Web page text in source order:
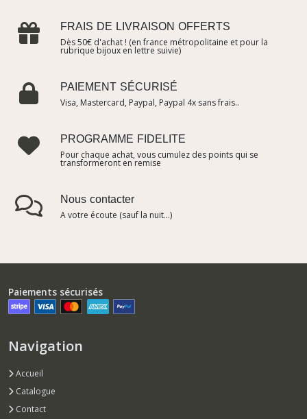
FRAIS DE LIVRAISON OFFERTS
Dès 50€ d'achat ! (en france métropolitaine et pour la
rubrique bijoux en lettre suivie)
PAIEMENT SÉCURISÉ
Visa, Mastercard, Paypal, Paypal 4x sans frais..
PROGRAMME FIDELITE
Pour chaque achat, vous cumulez des points qui se
transformeront en remise
Nous contacter
A votre écoute (sauf la nuit...)
Paiements sécurisés
Navigation
Accueil
Catalogue
Contact